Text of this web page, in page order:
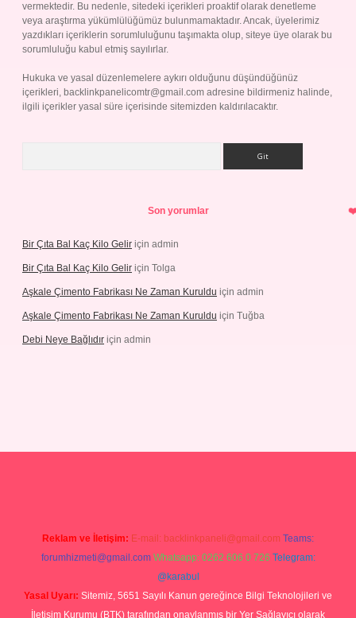
vermektedir. Bu nedenle, sitedeki içerikleri proaktif olarak denetleme
veya araştırma yükümlülüğümüz bulunmamaktadır. Ancak, üyelerimiz
yazdıkları içeriklerin sorumluluğunu taşımakta olup, siteye üye olarak bu
sorumluluğu kabul etmiş sayılırlar.
Hukuka ve yasal düzenlemelere aykırı olduğunu düşündüğünüz
içerikleri, backlinkpanelicomtr@gmail.com adresine bildirmeniz halinde,
ilgili içerikler yasal süre içerisinde sitemizden kaldırılacaktır.
Son yorumlar
Bir Çıta Bal Kaç Kilo Gelir için admin
Bir Çıta Bal Kaç Kilo Gelir için Tolga
Aşkale Çimento Fabrikası Ne Zaman Kuruldu için admin
Aşkale Çimento Fabrikası Ne Zaman Kuruldu için Tuğba
Debi Neye Bağlıdır için admin
Reklam ve İletişim: E-mail: backlinkpaneli@gmail.com Teams:
forumhizmeti@gmail.com Whatsapp: 0262 606 0 726 Telegram:
@karabul
Yasal Uyarı: Sitemiz, 5651 Sayılı Kanun gereğince Bilgi Teknolojileri ve
İletişim Kurumu (BTK) tarafından onaylanmış bir Yer Sağlayıcı olarak